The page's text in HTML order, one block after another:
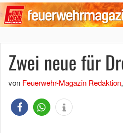
Zwei neue für
von Feuerwehr-Magazin Redaktion,